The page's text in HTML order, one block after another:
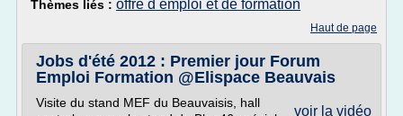
Thèmes liés : offre d emploi et de formation
Haut de page
Jobs d'été 2012 : Premier jour Forum
Emploi Formation @Elispace Beauvais
voir la vidéo
Visite du stand MEF du Beauvaisis, hall